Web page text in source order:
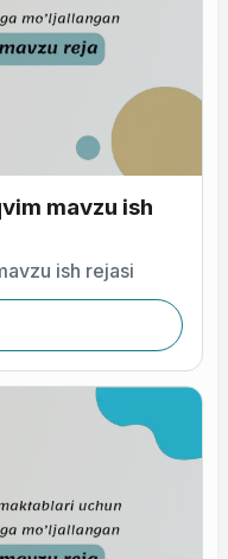
mavzu ish
ish rejasi